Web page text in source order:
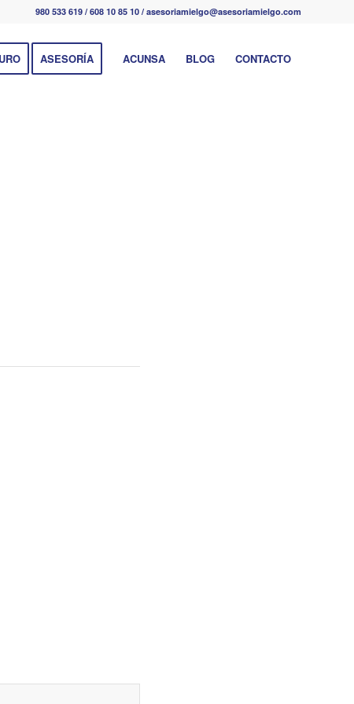
980 533 619 / 608 10 85 10 / asesoriamielgo@asesoriamielgo.com
ASESORÍA ACUNSA BLOG CONTACTO